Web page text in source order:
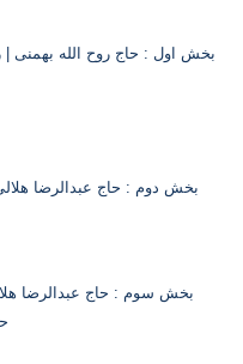
بخش اول : حاج روح الله بهمنی |
بخش دوم : حاج عبدالرضا
بخش سوم : حاج عبدالرضا